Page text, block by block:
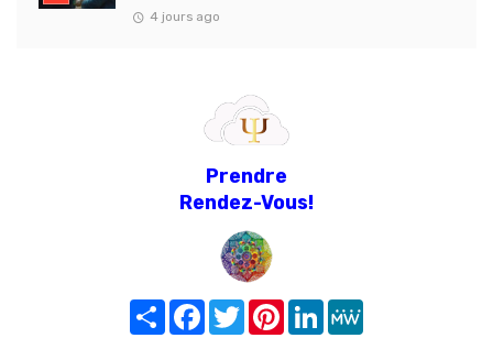
4 jours ago
Prendre
Rendez-Vous!
Share FacebookTwitterPinterest
LinkedIn